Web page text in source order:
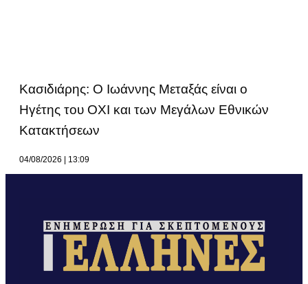
Κασιδιάρης: Ο Ιωάννης Μεταξάς είναι ο
Ηγέτης του ΟΧΙ και των Μεγάλων Εθνικών
Κατακτήσεων
04/08/2026 13:09